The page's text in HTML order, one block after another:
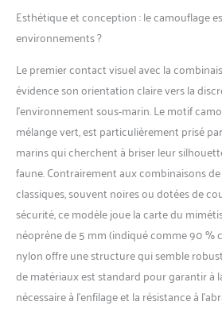
utilisant
du nylon
fonction
nautiques
de blesser
enfants,
protection
50+, vous
profiter du
sports
coutures
l'aveugle
elles
pénétrer
durabilité
Esthétique et conception : le camouflage
environnements ?
Le premier contact visuel avec la
évidence son orientation claire vers la
l’environnement sous-marin. Le motif
mélange vert, est particulièrement prisé
marins qui cherchent à briser leur
faune. Contrairement aux combinaisons
classiques, souvent noires ou dotées de
sécurité, ce modèle joue la carte du
néoprène de 5 mm (indiqué comme 90 %
nylon offre une structure qui semble
de matériaux est standard pour garantir à
nécessaire à l’enfilage et la résistance à